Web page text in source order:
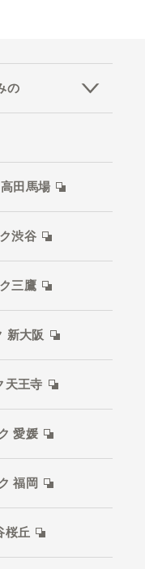
の
田馬場
渋谷
三鷹
新大阪
天王寺
愛媛
福岡
桜丘